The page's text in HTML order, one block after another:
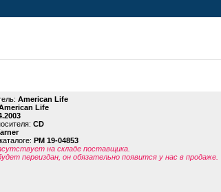
American Life
Life
CD
PM 19-04853
на складе поставщика.
переиздан, он обязательно появится у нас в продаже.